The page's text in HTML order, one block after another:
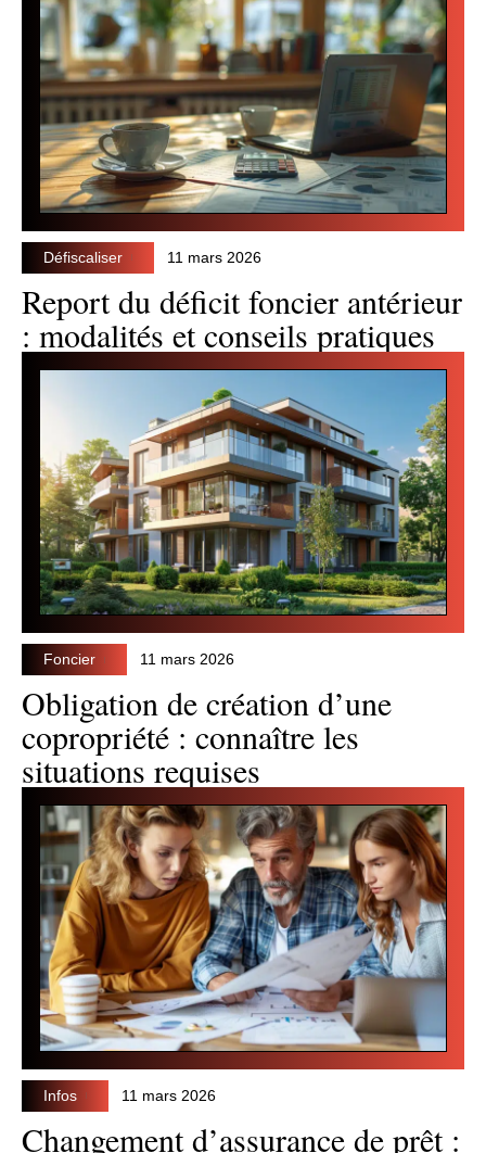
Défiscaliser 11 mars 2026
Report du déficit foncier antérieur
: modalités et conseils pratiques
Foncier 11 mars 2026
Obligation de création d’une
copropriété : connaître les
situations requises
Infos 11 mars 2026
Changement d’assurance de prêt :